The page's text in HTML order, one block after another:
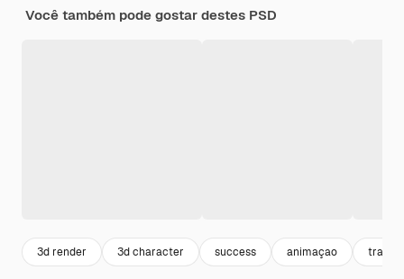
Você também pode gostar destes PSD
3d render 3d character success animaçao